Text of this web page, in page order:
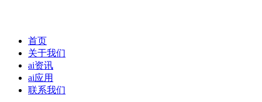
首页
关于我们
ai资讯
ai应用
联系我们